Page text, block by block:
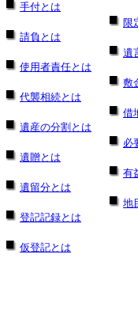
手付とは
請負とは
使用者責任とは
代襲相続とは
遺産の分割とは
遺贈とは
遺留分とは
登記記録とは
仮登記とは
限
遺
敷
借
必
有
地